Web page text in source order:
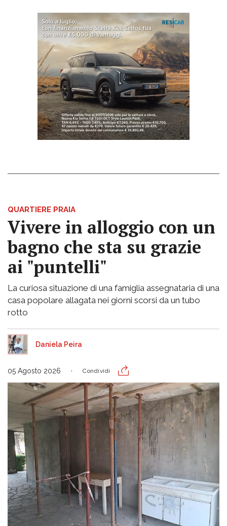
QUARTIERE PRAIA
Vivere in alloggio con un
bagno che sta su grazie
ai "puntelli"
La curiosa situazione di una famiglia assegnataria di una
casa popolare allagata nei giorni scorsi da un tubo
rotto
Daniela Peira
05 Agosto 2026 Condividi